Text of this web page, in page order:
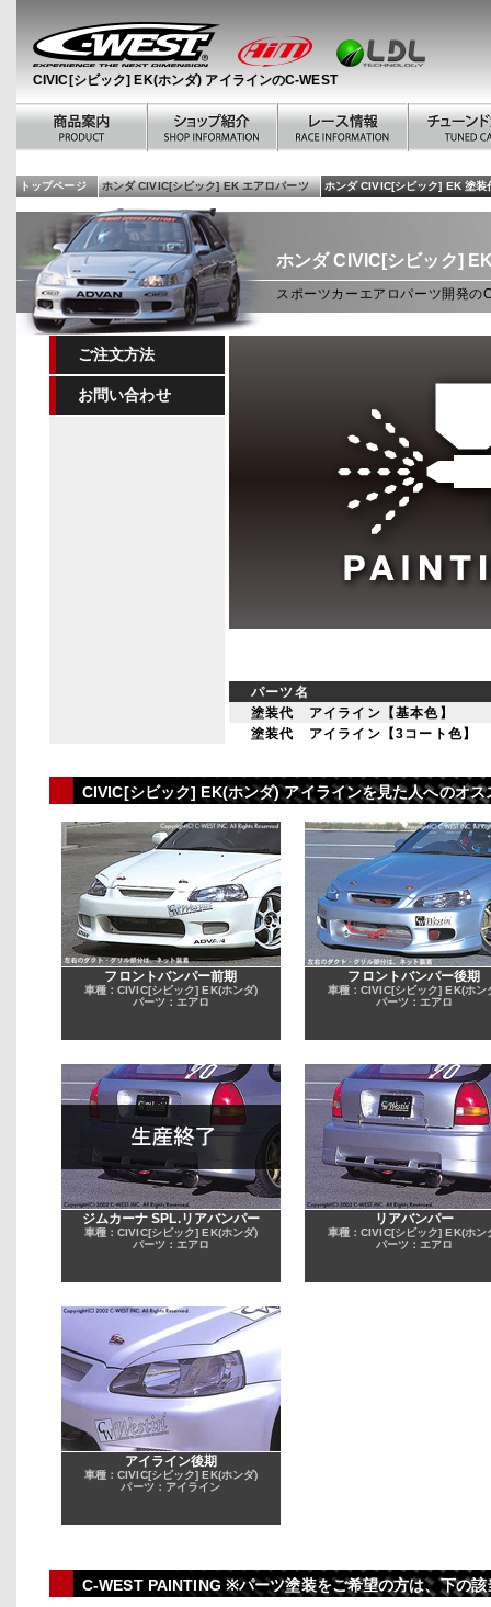
CIVIC[シビック] EK(ホンダ) アイラインのC-WEST
トップページ ホンダ CIVIC[シビック] EK エアロパーツ ホンダ CIVIC[シビック] EK 塗
ホンダ CIVIC[シビック]
スポーツカーエアロパーツ開発
ご注文方法
お問い合わせ
パーツ名
塗装代 アイライン【基本色】
塗装代 アイライン【3コート色】
CIVIC[シビック] EK(ホンダ) アイラインを見た人へのオス
フロントバンパー前期
車種：CIVIC[シビック] EK(ホンダ)
パーツ：エアロ
フロントバンパー後期
車種：CIVIC[シビック] EK(ホン
パーツ：エアロ
ジムカーナ SPL.リアバンパー
車種：CIVIC[シビック] EK(ホンダ)
パーツ：エアロ
リアバンパー
車種：CIVIC[シビック] EK(ホン
パーツ：エアロ
アイライン後期
車種：CIVIC[シビック] EK(ホンダ)
パーツ：アイライン
C-WEST PAINTING ※パーツ塗装をご希望の方は、下の